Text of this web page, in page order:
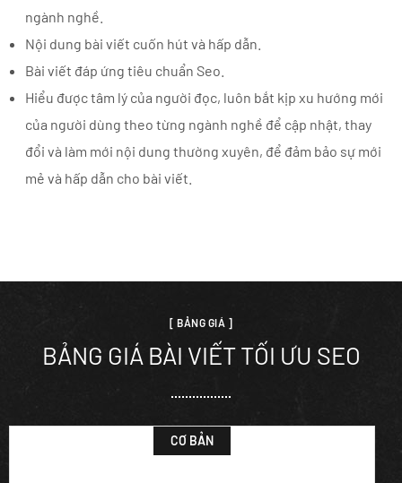
ngành nghề.
Nội dung bài viết cuốn hút và hấp dẫn.
Bài viết đáp ứng tiêu chuẩn Seo.
Hiểu được tâm lý của người đọc, luôn bắt kịp xu hướng mới
của người dùng theo từng ngành nghề để cập nhật, thay
đổi và làm mới nội dung thường xuyên, để đảm bảo sự mới
mẻ và hấp dẫn cho bài viết.
[ BẢNG GIÁ ]
BẢNG GIÁ BÀI VIẾT TỐI ƯU SEO
CƠ BẢN